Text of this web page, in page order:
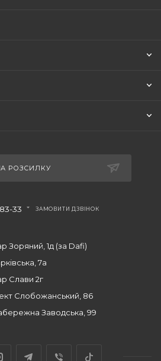
РОЗСИЛКУ
33 ЗАМОВИТИ ДЗВІНОК
Зоряний, 1д (за Dafi)
7а
Слави 2г
Слобожанський, 86
Заводська, 99